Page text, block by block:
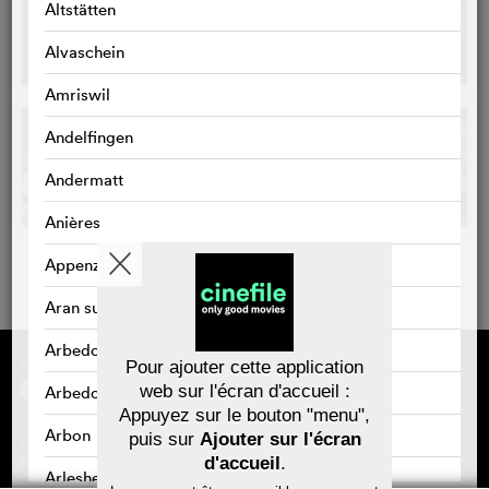
Altstätten
Alvaschein
Amriswil
Andelfingen
Andermatt
Anières
Appenzell
Aran sur Vilette
Arbedo
Arbedo-Castione
Arbon
Arlesheim
Sponsorisé par
Contact
Mentions légales
Confidentialité des données
À propos de cinefile
S'inscrire/s'abonner
Newsletter
FAQ
Bons-cadeaux
Pour ajouter cette application
web sur l'écran d'accueil :
Appuyez sur le bouton "menu",
puis sur Ajouter sur l'écran
d'accueil.